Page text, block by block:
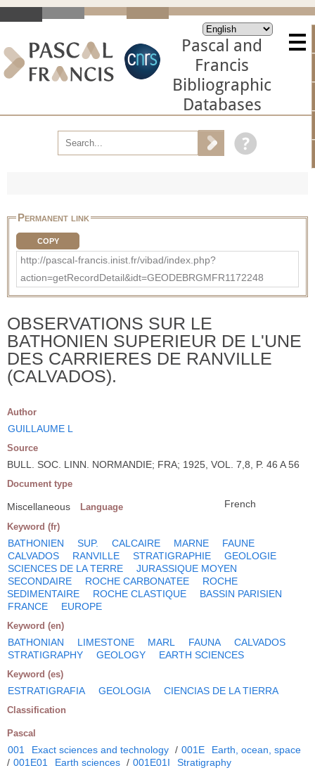
Pascal and
Francis
Bibliographic
Databases
Permanent link
COPY
http://pascal-francis.inist.fr/vibad/index.php?
action=getRecordDetail&idt=GEODEBRGMFR1172248
OBSERVATIONS SUR LE
BATHONIEN SUPERIEUR DE L'UNE
DES CARRIERES DE RANVILLE
(CALVADOS).
Author
GUILLAUME L
Source
BULL. SOC. LINN. NORMANDIE; FRA; 1925, VOL. 7,8, P. 46 A 56
Document type
Miscellaneous Language French
Keyword (fr)
BATHONIEN SUP. CALCAIRE MARNE
FAUNE
CALVADOS
RANVILLE STRATIGRAPHIE
GEOLOGIE
SCIENCES DE LA TERRE
JURASSIQUE MOYEN
SECONDAIRE
ROCHE CARBONATEE
ROCHE
SEDIMENTAIRE
ROCHE CLASTIQUE
BASSIN PARISIEN
FRANCE
EUROPE
Keyword (en)
BATHONIAN LIMESTONE MARL FAUNA
CALVADOS
STRATIGRAPHY
GEOLOGY EARTH SCIENCES
Keyword (es)
ESTRATIGRAFIA GEOLOGIA CIENCIAS DE LA TIERRA
Classification
Pascal
001 Exact sciences and technology / 001E
Earth, ocean, space
/ 001E01 Earth sciences / 001E01I Stratigraphy